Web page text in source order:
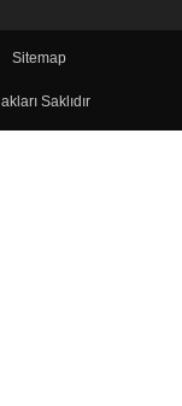
Sitemap
Saklıdır